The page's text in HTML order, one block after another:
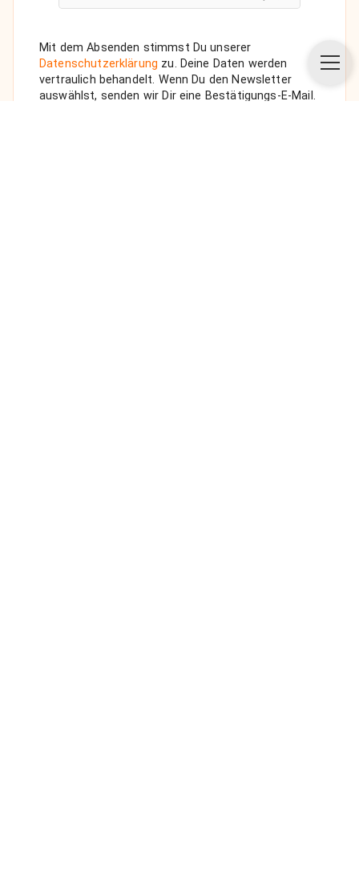
Mit dem Absenden stimmst Du unserer
Datenschutzerklärung zu. Deine Daten werden
vertraulich behandelt. Wenn Du den Newsletter
auswählst, senden wir Dir eine Bestätigungs-E-Mail.